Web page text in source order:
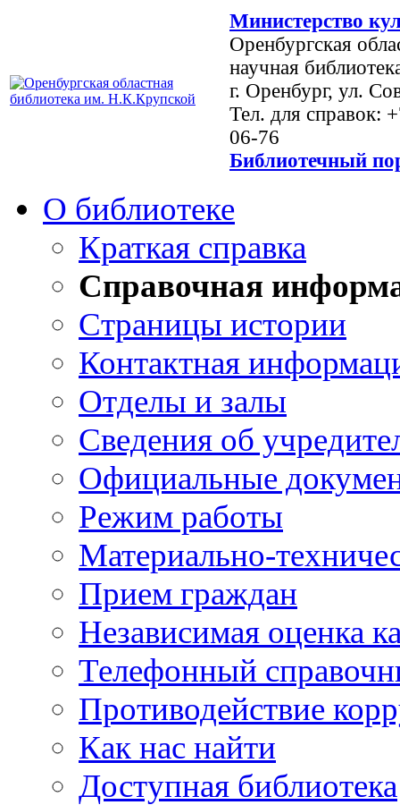
Министерство
Оренбургская
научная
г. Оренбург, ул.
Тел. для справок:
06-76
Библиотечный
О библиотеке
Краткая справка
Справочная
Страницы истории
Контактная
Отделы и залы
Сведения об
Официальные
Режим работы
Материально-
Прием граждан
Независимая оценка
Телефонный
Противодействие
Как нас найти
Доступная библиотека